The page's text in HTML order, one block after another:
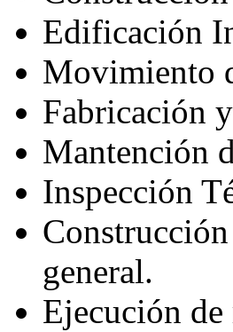
Edificación
Movimiento
Fabricación
Mantención
Inspección
general.
Ejecución de